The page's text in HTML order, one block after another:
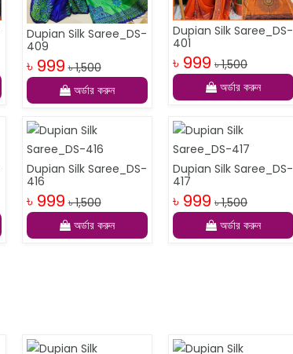
Dupian Silk Saree_DS-
409
৳ 999 ৳ 1,500
অর্ডার করুন
Dupian Silk Saree_DS-
401
৳ 999 ৳ 1,500
অর্ডার করুন
Dupian Silk Saree_DS-
416
৳ 999 ৳ 1,500
অর্ডার করুন
Dupian Silk Saree_DS-
417
৳ 999 ৳ 1,500
অর্ডার করুন